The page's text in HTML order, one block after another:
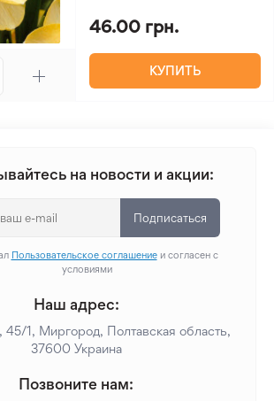
46.00 грн.
КУПИТЬ
на новости и акции:
Подписаться
Пользовательское соглашениеи согласен с
условиями
Наш адрес:
45/1, Миргород, Полтавская область,
37600 Украина
Позвоните нам: